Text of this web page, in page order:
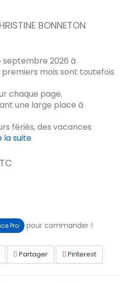
BONNETON
septembre 2026 à
mois sont toutefois
chaque page.
une large place à
fériés, des vacances
la suite
Pro pour commander !
Partager Pinterest